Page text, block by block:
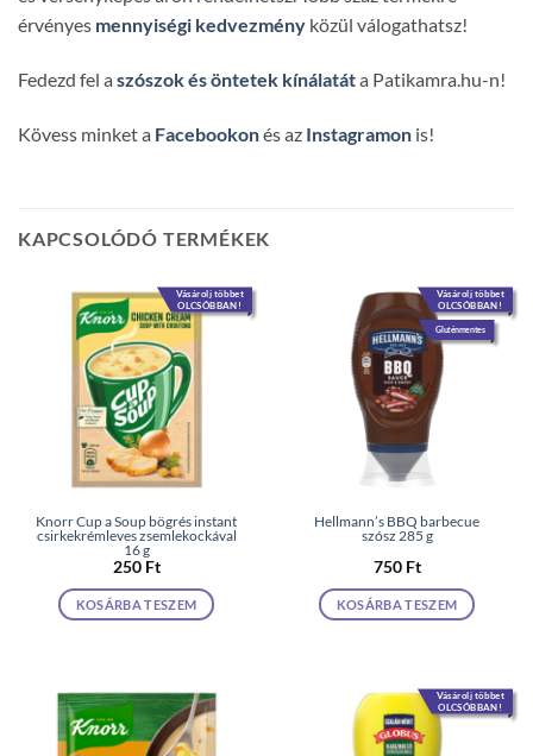
érvényes mennyiségi kedvezmény közül válogathatsz!
Fedezd fel a szószok és öntetek kínálatáta Patikamra.hu-n!
Kövess minket a Facebookonés az Instagramon is!
KAPCSOLÓDÓ TERMÉKEK
Vásárolj többet
OLCSÓBBAN!
Knorr Cup a Soup bögrés instant
csirkekrémleves zsemlekockával
16 g
250 Ft
KOSÁRBA TESZEM
Vásárolj többet
OLCSÓBBAN!
Gluténmentes
Hellmann’s BBQ barbecue
szósz 285 g
750 Ft
KOSÁRBA TESZEM
Vásárolj többet
OLCSÓBBAN!